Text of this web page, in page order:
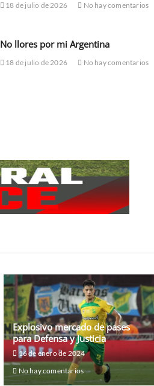
18 de julio de 2026 No hay comentarios
No llores por mi Argentina
18 de julio de 2026 No hay comentarios
Explosivo mercado de pases
para Defensa y Justicia
16 de enero de 2024
No hay comentarios